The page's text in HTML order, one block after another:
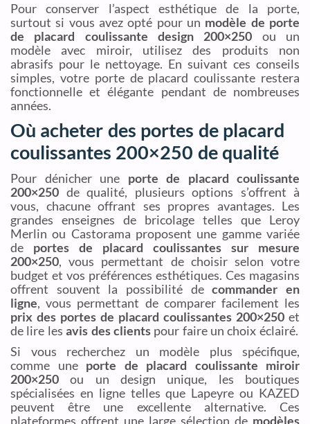
Pour conserver l’aspect esthétique de la porte,
surtout si vous avez opté pour un modèle de porte
de placard coulissante design 200×250 ou un
modèle avec miroir, utilisez des produits non
abrasifs pour le nettoyage. En suivant ces conseils
simples, votre porte de placard coulissante restera
fonctionnelle et élégante pendant de nombreuses
années.
Où acheter des portes de placard
coulissantes 200×250 de qualité
Pour dénicher une porte de placard coulissante
200×250 de qualité, plusieurs options s’offrent à
vous, chacune offrant ses propres avantages. Les
grandes enseignes de bricolage telles que Leroy
Merlin ou Castorama proposent une gamme variée
de portes de placard coulissantes sur mesure
200×250, vous permettant de choisir selon votre
budget et vos préférences esthétiques. Ces magasins
offrent souvent la possibilité decommander en
ligne, vous permettant de comparer facilement les
prix des portes de placard coulissantes 200×250 et
de lire lesavis des clientspour faire un choix éclairé.
Si vous recherchez un modèle plus spécifique,
comme une porte de placard coulissante miroir
200×250 ou un design unique, les boutiques
spécialisées en ligne telles que Lapeyre ou KAZED
peuvent être une excellente alternative. Ces
plateformes offrent une large sélection de modèles